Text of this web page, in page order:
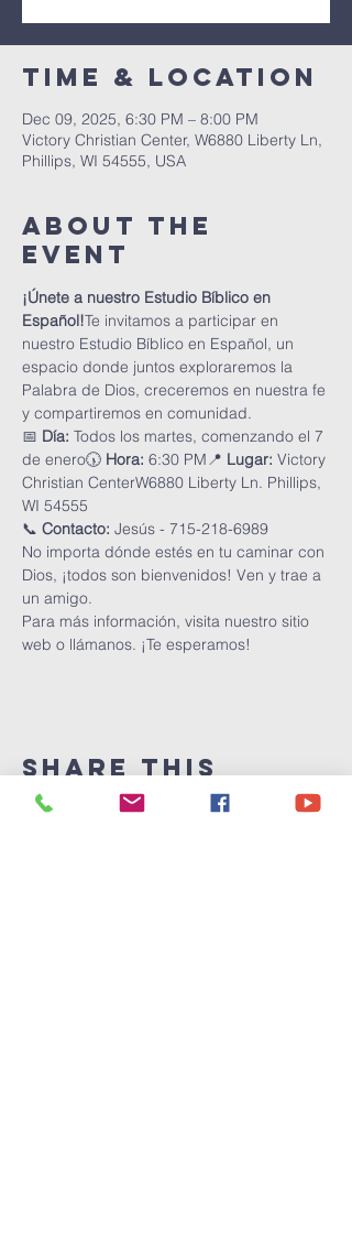
Time & Location
Dec 09, 2025, 6:30 PM – 8:00 PM
Victory Christian Center, W6880 Liberty Ln,
Phillips, WI 54555, USA
About The
Event
¡Únete a nuestro Estudio Bíblico en
Español!Te invitamos a participar en
nuestro Estudio Bíblico en Español, un
espacio donde juntos exploraremos la
Palabra de Dios, creceremos en nuestra fe
y compartiremos en comunidad.
📅 Día: Todos los martes, comenzando el 7
de enero🕠 Hora: 6:30 PM📍 Lugar: Victory
Christian CenterW6880 Liberty Ln. Phillips,
WI 54555
📞 Contacto: Jesús - 715-218-6989
No importa dónde estés en tu caminar con
Dios, ¡todos son bienvenidos! Ven y trae a
un amigo.
Para más información, visita nuestro sitio
web o llámanos. ¡Te esperamos!
Share This
Event